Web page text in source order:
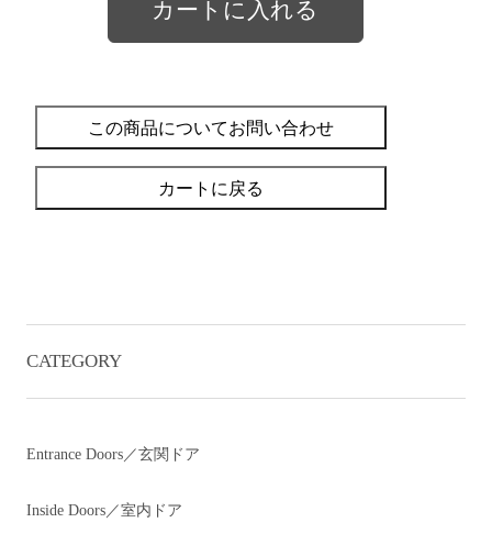
この商品についてお問い合わせ
カートに戻る
CATEGORY
Entrance Doors／玄関ドア
Inside Doors／室内ドア